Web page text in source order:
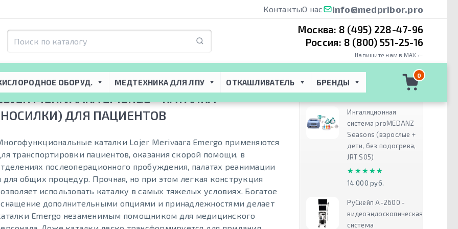
КонтактыО нас info@medpribor.pro
Москва: 8 (495) 228-47-96
Россия: 8 (800) 551-25-16
Напишите нам в MAX ←
ОБОРУД. МЕДТЕХНИКА ДЛЯ ЛПУ ОТКАШЛИВАТЕЛЬ БРЕНДЫ
0
MERIVAARA EMERGO - КАТАЛКА
ДЛЯ ПАЦИЕНТОВ
каталки Lojer Merivaara Emergo применяются
транспортировки пациентов, оказания скорой помощи, в
послеоперационного пробуждения, палатах реанимации
для общих процедур. Прочная, но при этом легкая конструкция
использовать каталку в самых тяжелых условиях. Богатое
дополнительными опциями и принадлежностями делает
Emergo незаменимым помощником для медицинского
Рекомендуем
Ингаляционная
система proMEDANZ
Seasons (взрослые +
дети, без подогрева,
JRT S05)
★★★★★
★★★★★
14 000 руб.
РуСкейп А-2600 -
видеоэндоскопическая
система